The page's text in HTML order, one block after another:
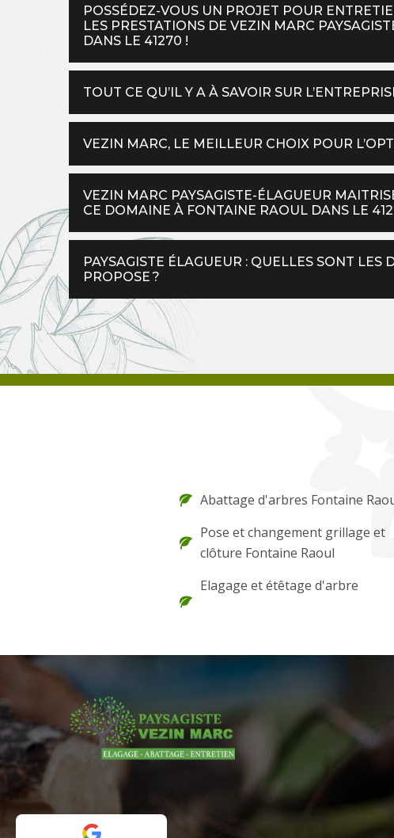
POSSÉDEZ-VOUS UN PROJET POUR
LES PRESTATIONS DE VEZIN MARC
DANS LE 41270 !
TOUT CE QU’IL Y A À SAVOIR SUR
VEZIN MARC, LE MEILLEUR CHOIX POUR
VEZIN MARC PAYSAGISTE-ÉLAGUEUR
CE DOMAINE À FONTAINE RAOUL DANS LE
PAYSAGISTE ÉLAGUEUR : QUELLES SONT LES
PROPOSE ?
Abattage d'arbres Fontaine
Pose et changement grillage et
clôture Fontaine Raoul
Elagage et étêtage d'arbre